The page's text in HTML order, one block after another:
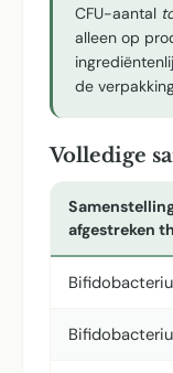
CFU-aantal
alleen op
de
Volledige
afgestreken